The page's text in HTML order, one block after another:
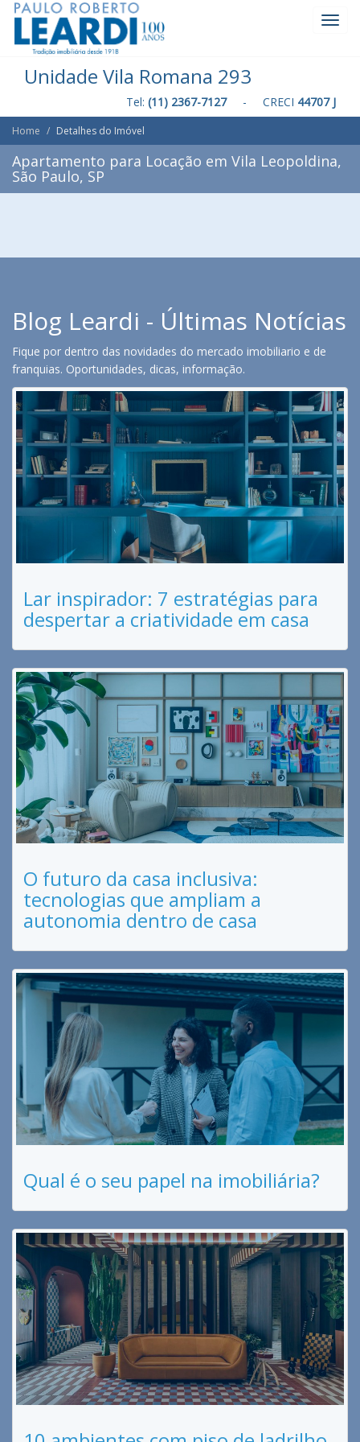
Unidade Vila Romana 293
Tel: (11) 2367-7127- CRECI 44707 J
Home Detalhes do Imóvel
Apartamento para Locação em Vila Leopoldina,
São Paulo, SP
Blog Leardi - Últimas Notícias
Fique por dentro das novidades do mercado imobiliario e de
franquias. Oportunidades, dicas, informação.
Lar inspirador: 7 estratégias para
despertar a criatividade em casa
O futuro da casa inclusiva:
tecnologias que ampliam a
autonomia dentro de casa
Qual é o seu papel na imobiliária?